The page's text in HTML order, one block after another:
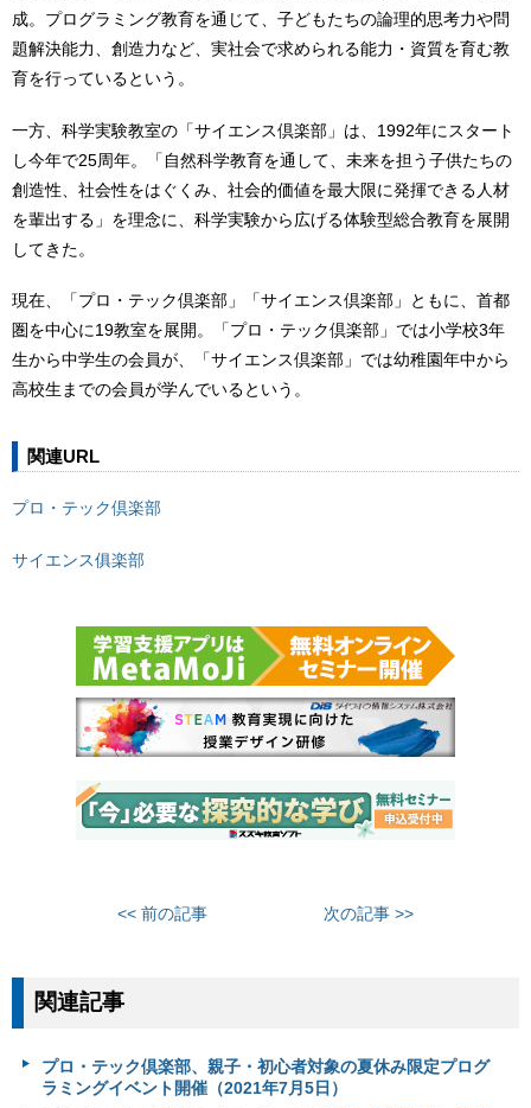
成。プログラミング教育を通じて、子どもたちの論理的思考力や問
題解決能力、創造力など、実社会で求められる能力・資質を育む教
育を行っているという。
一方、科学実験教室の「サイエンス倶楽部」は、1992年にスタート
し今年で25周年。「自然科学教育を通して、未来を担う子供たちの
創造性、社会性をはぐくみ、社会的価値を最大限に発揮できる人材
を輩出する」を理念に、科学実験から広げる体験型総合教育を展開
してきた。
現在、「プロ・テック倶楽部」「サイエンス倶楽部」ともに、首都
圏を中心に19教室を展開。「プロ・テック倶楽部」では小学校3年
生から中学生の会員が、「サイエンス倶楽部」では幼稚園年中から
高校生までの会員が学んでいるという。
関連URL
プロ・テック倶楽部
サイエンス俱楽部
<< 前の記事 次の記事 >>
関連記事
プロ・テック倶楽部、親子・初心者対象の夏休み限定プログ
ラミングイベント開催（2021年7月5日）